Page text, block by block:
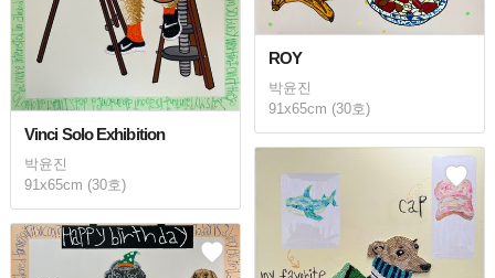
ROY
박윤진
91x65cm (30호)
Vinci Solo Exhibition
박윤진
91x65cm (30호)